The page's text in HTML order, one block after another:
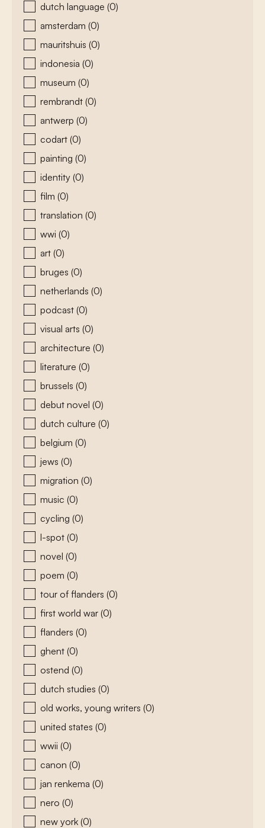
dutch language (0)
amsterdam (0)
mauritshuis (0)
indonesia (0)
museum (0)
rembrandt (0)
antwerp (0)
codart (0)
painting (0)
identity (0)
film (0)
translation (0)
wwi (0)
art (0)
bruges (0)
netherlands (0)
podcast (0)
visual arts (0)
architecture (0)
literature (0)
brussels (0)
debut novel (0)
dutch culture (0)
belgium (0)
jews (0)
migration (0)
music (0)
cycling (0)
l-spot (0)
novel (0)
poem (0)
tour of flanders (0)
first world war (0)
flanders (0)
ghent (0)
ostend (0)
dutch studies (0)
old works, young writers (0)
united states (0)
wwii (0)
canon (0)
jan renkema (0)
nero (0)
new york (0)